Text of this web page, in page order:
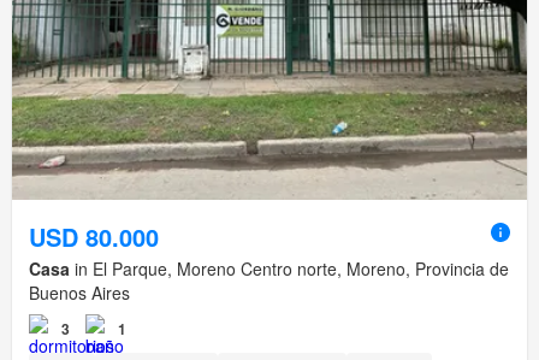
USD 80.000
Casa in El Parque, Moreno Centro norte, Moreno, Provincia de
Buenos Aires
3 1